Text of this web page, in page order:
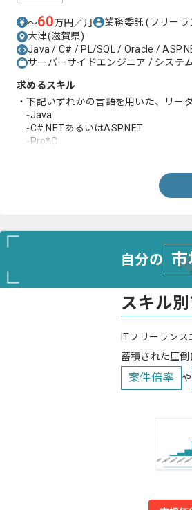
〜60万円／月 業務委託(フリーラ
大津(滋賀県)
Java / C# / PL/SQL / Oracle /
サーバーサイドエンジニア / システ
求めるスキル
・下記いずれかの言語を用いた、リー
-Java
-C#.NETあるいはASP.NET
-Pro*C
自分の
スキル
ITフリーラン
蓄積された圧倒
案件倍率 や